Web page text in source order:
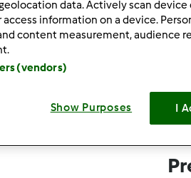
data. Actively scan
information on a device.
content measurement, audience
(vendors)
Show Purposes I